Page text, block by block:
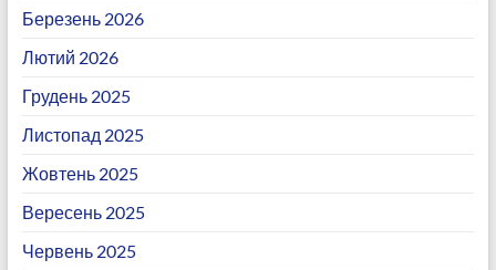
Березень 2026
Лютий 2026
Грудень 2025
Листопад 2025
Жовтень 2025
Вересень 2025
Червень 2025